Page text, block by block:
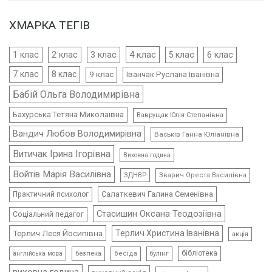
ХМАРКА ТЕГІВ
1 клас 2 клас 3 клас 4 клас 5 клас 6 клас
7 клас 8 клас 9 клас Іванчак Руслана Іванівна
Бабій Ольга Володимирівна
Бахурська Тетяна Миколаївна Ваврущак Юлія Степанівна
Вандич Любов Володимирівна Васьків Ганна Юліанівна
Витичак Ірина Ігорівна Виховна година
Войтів Марія Василівна ЗДНВР Зварич Ореста Василівна
Практичний психолог Салаткевич Галина Семенівна
Соціальний педагог Стасишин Оксана Теодозіївна
Терлич Леся Йосипівна Терлич Христина Іванівна акція
англійська мова безпека бесіда булінг бібліотека